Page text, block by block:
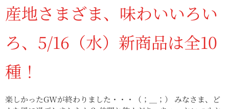
産地さまざま、味わいいろい
ろ、5/16（水）新商品は全10
種！
楽しかったGWが終わりました・・・（；＿；） みなさま、ど